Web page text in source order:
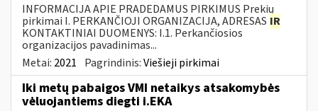
INFORMACIJA APIE PRADEDAMUS PIRKIMUS Prekių
pirkimai I. PERKANČIOJI ORGANIZACIJA, ADRESAS IR
KONTAKTINIAI DUOMENYS: I.1. Perkančiosios
organizacijos pavadinimas...
Metai: 2021 Pagrindinis:Viešieji pirkimai
Iki metų pabaigos VMI netaikys atsakomybės
vėluojantiems diegti i.EKA